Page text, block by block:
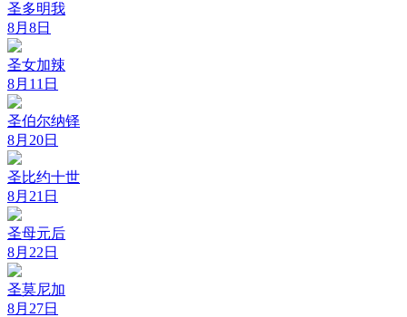
圣多明我
8月8日
圣女加辣
8月11日
圣伯尔纳铎
8月20日
圣比约十世
8月21日
圣母元后
8月22日
圣莫尼加
8月27日